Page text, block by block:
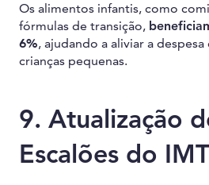
Os alimentos infantis, como
fórmulas de transição,
6%, ajudando a aliviar a
crianças pequenas.
9. Atualização
Escalões do IMT